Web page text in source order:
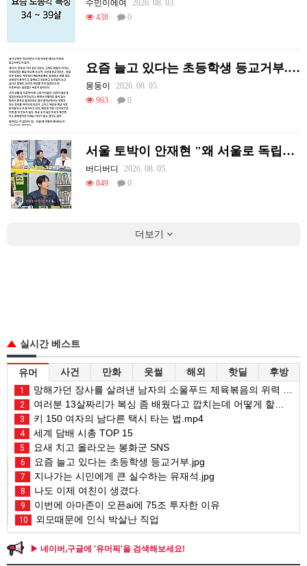
수민이에여
2026. 08. 03.
438
0
요즘 늘고 있다는 초등학생 등교거부.jpg
몽둥이
2026. 08. 05.
963
0
서울 토박이 안재현 "왜 서울로 독립해?"
버디버디
2026. 08. 05.
849
0
더보기
실시간 베스트
유머 사건 만화 웃썰 해외 핫딜 후방
1 망해가던 장사를 살려낸 남자의 소울푸드 제육볶음의 위력 ㅋㅋ
2 여러분 13살짜리가 복싱 좀 배웠다고 깝치는데 어떻게 할까요?
3 키 150 여자의 남다른 택시 타는 법.mp4
4 세계 담배 시총 TOP 15
5 요새 치고 올라오는 봉화군 SNS
6 요즘 늘고 있다는 초등학생 등교거부.jpg
7 지나가는 시민에게 큰 실수하는 유재석.jpg
8 나도 이제 여친이 생겼다.
9 이번에 아마존이 오픈ai에 75조 투자한 이유
10 외모때문에 인식 박살난 직업
▶ 네이버,구글에 '유머픽'을 검색해보세요!